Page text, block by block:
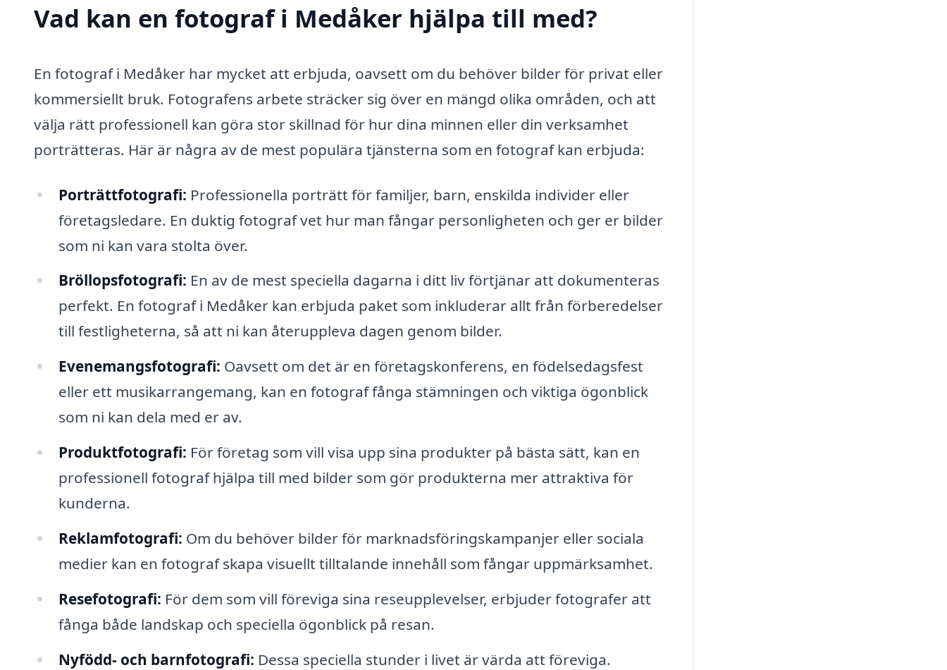
Vad kan en fotograf i Medåker hjälpa till med?
En fotograf i Medåker har mycket att erbjuda, oavsett om du behöver bilder för privat eller
kommersiellt bruk. Fotografens arbete sträcker sig över en mängd olika områden, och att
välja rätt professionell kan göra stor skillnad för hur dina minnen eller din verksamhet
porträtteras. Här är några av de mest populära tjänsterna som en fotograf kan erbjuda:
Porträttfotografi: Professionella porträtt för familjer, barn, enskilda individer eller
företagsledare. En duktig fotograf vet hur man fångar personligheten och ger er bilder
som ni kan vara stolta över.
Bröllopsfotografi: En av de mest speciella dagarna i ditt liv förtjänar att dokumenteras
perfekt. En fotograf i Medåker kan erbjuda paket som inkluderar allt från förberedelser
till festligheterna, så att ni kan återuppleva dagen genom bilder.
Evenemangsfotografi: Oavsett om det är en företagskonferens, en födelsedagsfest
eller ett musikarrangemang, kan en fotograf fånga stämningen och viktiga ögonblick
som ni kan dela med er av.
Produktfotografi: För företag som vill visa upp sina produkter på bästa sätt, kan en
professionell fotograf hjälpa till med bilder som gör produkterna mer attraktiva för
kunderna.
Reklamfotografi: Om du behöver bilder för marknadsföringskampanjer eller sociala
medier kan en fotograf skapa visuellt tilltalande innehåll som fångar uppmärksamhet.
Resefotografi: För dem som vill föreviga sina reseupplevelser, erbjuder fotografer att
fånga både landskap och speciella ögonblick på resan.
Nyfödd- och barnfotografi: Dessa speciella stunder i livet är värda att föreviga.